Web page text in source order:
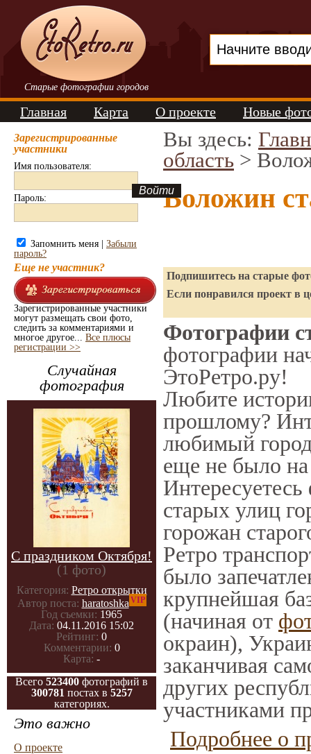
Старые фотографии городов
Главная Карта О проекте Новые
Зарегистрированные
участники
Имя пользователя:
Пароль:
Запомнить меня | Забыли
пароль?
Еще не участник?
Зарегистрированные участники
могут размещать свои фото,
следить за комментариями и
многое другое... Все плюсы
регистрации >>
Случайная
фотография
С праздником Октября!
(1 фото)
Категория: Ретро открытки
Автор поста: haratoshka VIP
Год съемки: 1965
Дата: 04.11.2016 15:02
Рейтинг: 0
Комментарии: 0
Карта: -
Всего 523400 фотографий в
300781 постах в 5257
категориях.
Это важно
О проекте
Вы здесь:
область >
Воложин
Подпишитесь на старые
Если понравился проект в
Фотографии
фотографии
ЭтоРетро.ру!
Любите
прошлому?
любимый
еще не было на
Интересуетесь
старых улиц
горожан
Ретро
было
крупнейшая
(начиная от
окраин),
заканчивая
других
участниками
Подробнее о